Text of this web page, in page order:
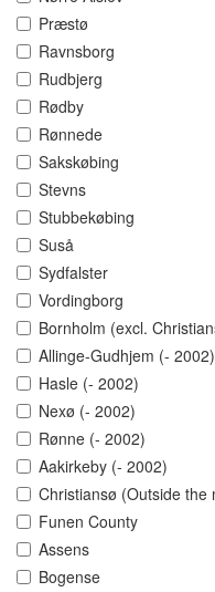
Præstø
Ravnsborg
Rudbjerg
Rødby
Rønnede
Sakskøbing
Stevns
Stubbekøbing
Suså
Sydfalster
Vordingborg
Bornholm (excl.
Allinge-Gudhjem (- 2002)
Hasle (- 2002)
Nexø (- 2002)
Rønne (- 2002)
Aakirkeby (- 2002)
Christiansø (Outside the
Funen County
Assens
Bogense